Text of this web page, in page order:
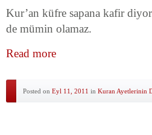
Kur’an küfre sapana kafir
de mümin olamaz.
Read more
Posted on Eyl 11, 2011 in Kuran Ayetlerinin